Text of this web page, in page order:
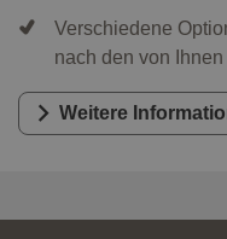
Verschiedene
nach den von
Weitere